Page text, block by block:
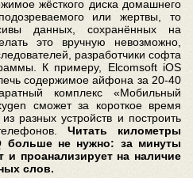
жёсткого диска домашнего
или жертвы, то
данных, сохранённых на
это вручную невозможно,
разработчики софта
К примеру, Elcomsoft iOS
содержимое айфона за 20-40
комплекс «Мобильный
сможет за короткое время
разных устройств и построить
Читать километры
больше не нужно: за минуты
и проанализирует на наличие
слов.